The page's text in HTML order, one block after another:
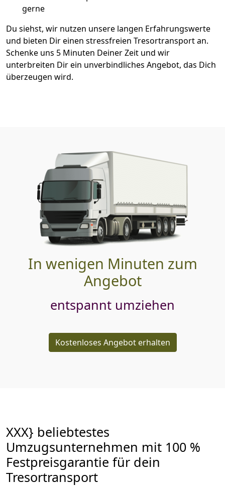
gerne
Du siehst, wir nutzen unsere langen Erfahrungswerte
und bieten Dir einen stressfreien Tresortransport an.
Schenke uns 5 Minuten Deiner Zeit und wir
unterbreiten Dir ein unverbindliches Angebot, das Dich
überzeugen wird.
In wenigen Minuten zum
Angebot
entspannt umziehen
Kostenloses Angebot erhalten
XXX} beliebtestes
Umzugsunternehmen mit 100 %
Festpreisgarantie für dein
Tresortransport